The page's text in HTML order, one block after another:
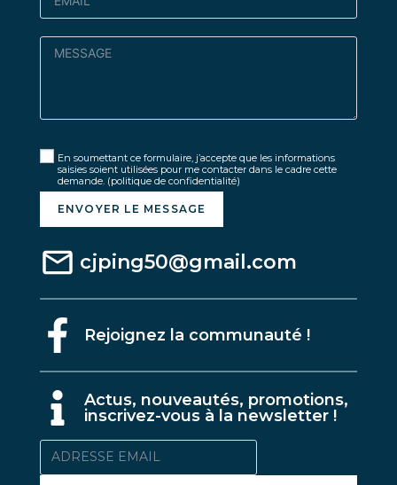
En soumettant ce formulaire, j’accepte que les informations
saisies soient utilisées pour me contacter dans le cadre cette
demande. (politique de confidentialité)
ENVOYER LE MESSAGE
cjping50@gmail.com
Rejoignez la communauté !
Actus, nouveautés, promotions,
inscrivez-vous à la newsletter !